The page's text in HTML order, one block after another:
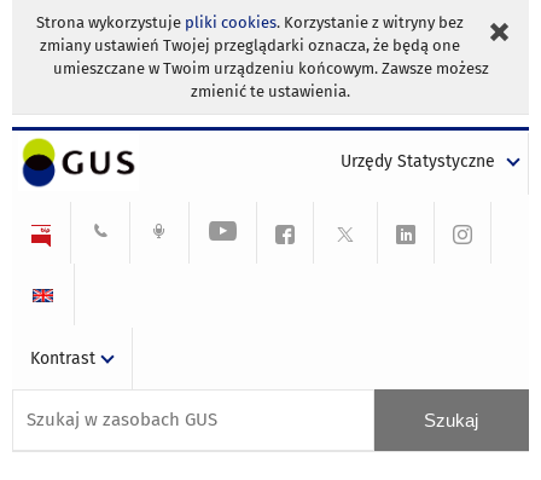
Strona wykorzystuje pliki cookies. Korzystanie z witryny bez
zmiany ustawień Twojej przeglądarki oznacza, że będą one
umieszczane w Twoim urządzeniu końcowym. Zawsze możesz
zmienić te ustawienia.
Urzędy Statystyczne
Kontrast